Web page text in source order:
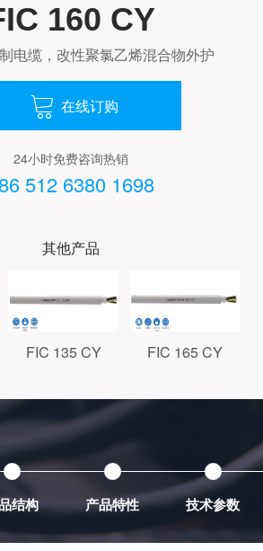
160 CY
电缆，改性聚氯乙烯混合物外护
 在线订购
24小时免费咨询热销
512 6380 1698
其他产品
FIC 135 CY FIC 165 CY
结构 产品特性 技术参数